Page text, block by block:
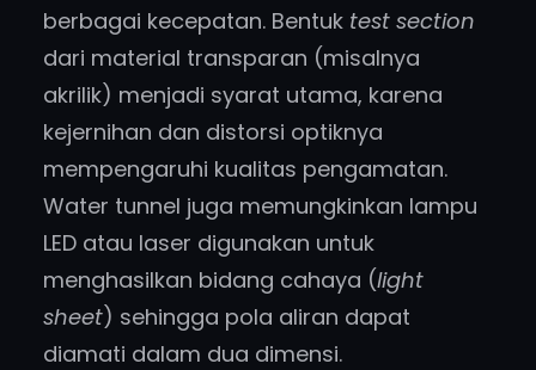
berbagai kecepatan. Bentuk test section
dari material transparan (misalnya
akrilik) menjadi syarat utama, karena
kejernihan dan distorsi optiknya
mempengaruhi kualitas pengamatan.
Water tunnel juga memungkinkan lampu
LED atau laser digunakan untuk
menghasilkan bidang cahaya (light
sheet) sehingga pola aliran dapat
diamati dalam dua dimensi.